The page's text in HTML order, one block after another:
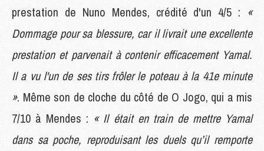
prestation de Nuno Mendes, crédité d'un 4/5 : «
Dommage pour sa blessure, car il livrait une excellente
prestation et parvenait à contenir efficacement Yamal.
Il a vu l'un de ses tirs frôler le poteau à la 41e minute
». Même son de cloche du côté de O Jogo, qui a mis
7/10 à Mendes : « Il était en train de mettre Yamal
dans sa poche, reproduisant les duels qu’il remporte